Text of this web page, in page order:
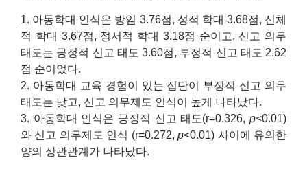
1. 아동학대 인식은 방임 3.76점, 성적 학대 3.68점, 신체
적 학대 3.67점, 정서적 학대 3.18점 순이고, 신고 의무
태도는 긍정적 신고 태도 3.60점, 부정적 신고 태도 2.62
점 순이었다.
2. 아동학대 교육 경험이 있는 집단이 부정적 신고 의무
태도는 낮고, 신고 의무제도 인식이 높게 나타났다.
3. 아동학대 인식은 긍정적 신고 태도(r=0.326, p<0.01)
와 신고 의무제도 인식 (r=0.272,p<0.01) 사이에 유의한
양의 상관관계가 나타났다.